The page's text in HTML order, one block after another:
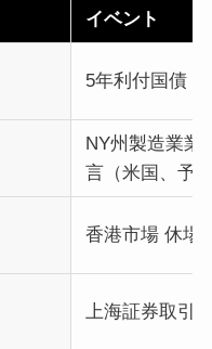
イベント
5年利付国債
NY州製造業業
言（米国、予
香港市場 休場
上海証券取引